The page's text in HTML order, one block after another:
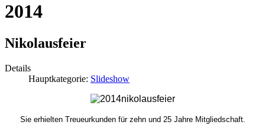
2014
Nikolausfeier
Details
Hauptkategorie: Slideshow
Sie erhielten Treueurkunden für zehn und 25 Jahre Mitgliedschaft.